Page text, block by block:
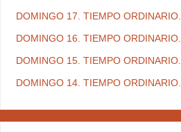
DOMINGO 17. TIEMPO
DOMINGO 16. TIEMPO
DOMINGO 15. TIEMPO
DOMINGO 14. TIEMPO